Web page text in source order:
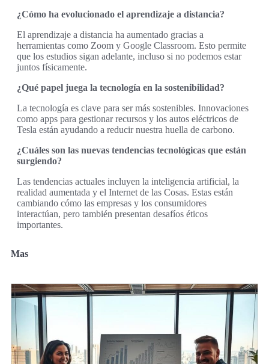
¿Cómo ha evolucionado el aprendizaje a distancia?
El aprendizaje a distancia ha aumentado gracias a
herramientas como Zoom y Google Classroom. Esto permite
que los estudios sigan adelante, incluso si no podemos estar
juntos físicamente.
¿Qué papel juega la tecnología en la sostenibilidad?
La tecnología es clave para ser más sostenibles. Innovaciones
como apps para gestionar recursos y los autos eléctricos de
Tesla están ayudando a reducir nuestra huella de carbono.
¿Cuáles son las nuevas tendencias tecnológicas que están
surgiendo?
Las tendencias actuales incluyen la inteligencia artificial, la
realidad aumentada y el Internet de las Cosas. Estas están
cambiando cómo las empresas y los consumidores
interactúan, pero también presentan desafíos éticos
importantes.
Mas